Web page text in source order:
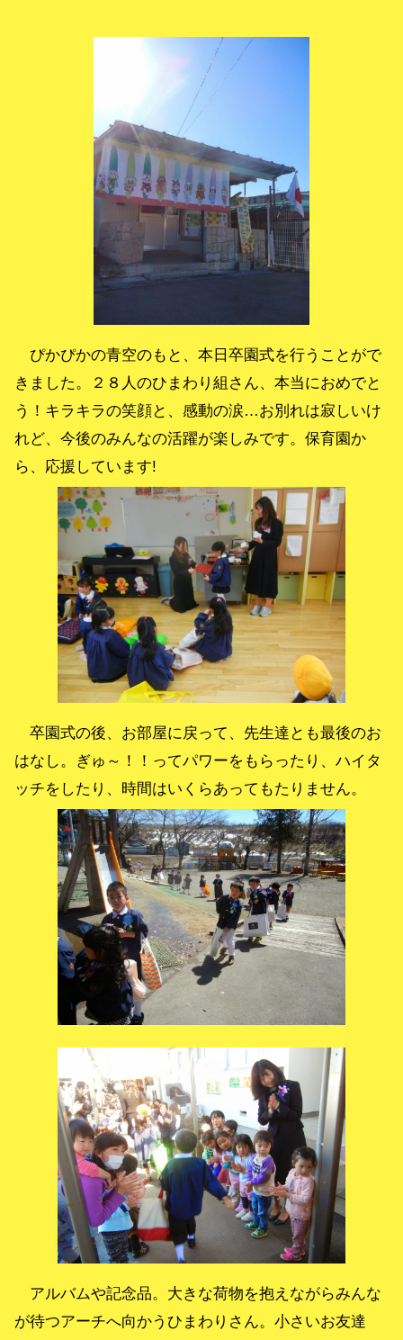
ぴかぴかの青空のもと、本日卒園式を行うことがで
きました。２８人のひまわり組さん、本当におめでと
う！キラキラの笑顔と、感動の涙…お別れは寂しいけ
れど、今後のみんなの活躍が楽しみです。保育園か
ら、応援しています!
卒園式の後、お部屋に戻って、先生達とも最後のお
はなし。ぎゅ～！！ってパワーをもらったり、ハイタ
ッチをしたり、時間はいくらあってもたりません。
アルバムや記念品。大きな荷物を抱えながらみんな
が待つアーチへ向かうひまわりさん。小さいお友達